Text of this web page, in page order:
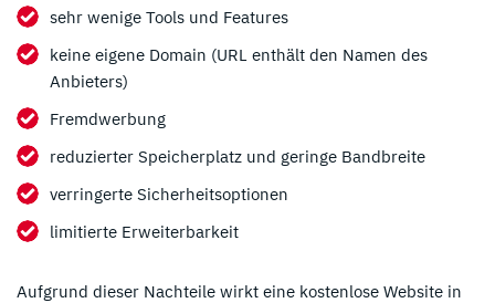
sehr wenige Tools und Features
keine eigene Domain (URL enthält den Namen des
Anbieters)
Fremdwerbung
reduzierter Speicherplatz und geringe Bandbreite
verringerte Sicherheitsoptionen
limitierte Erweiterbarkeit
Aufgrund dieser Nachteile wirkt eine kostenlose Website in